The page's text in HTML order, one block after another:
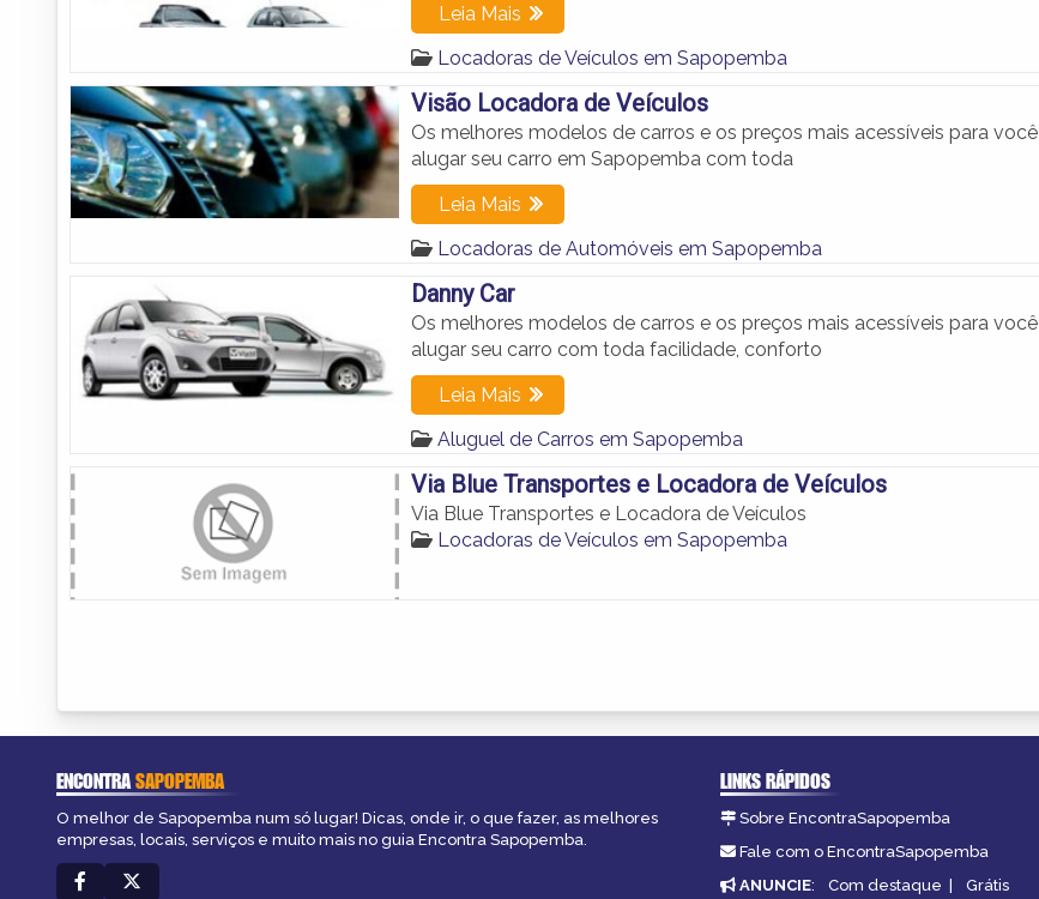
Leia Mais
Locadoras de Veículos em Sapopemba
Visão Locadora de Veículos
Os melhores modelos de carros e os preços mais acessíveis para você
alugar seu carro em Sapopemba com toda
Leia Mais
Locadoras de Automóveis em Sapopemba
Danny Car
Os melhores modelos de carros e os preços mais acessíveis para você
alugar seu carro com toda facilidade, conforto
Leia Mais
Aluguel de Carros em Sapopemba
Via Blue Transportes e Locadora de Veículos
Via Blue Transportes e Locadora de Veículos
Locadoras de Veículos em Sapopemba
ENCONTRASAPOPEMBA
O melhor de Sapopemba num só lugar! Dicas, onde ir, o que fazer, as melhores
empresas, locais, serviços e muito mais no guia Encontra Sapopemba.
LINKS RÁPIDOS
Sobre EncontraSapopemba
Fale com o EncontraSapopemba
ANUNCIE: Com destaque | Grátis